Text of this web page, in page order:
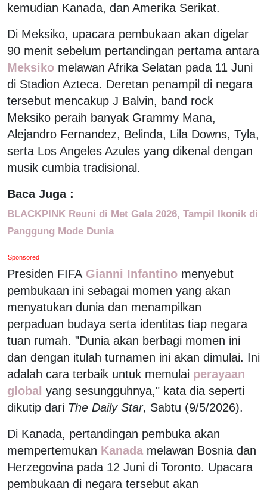
kemudian Kanada, dan Amerika Serikat.
Di Meksiko, upacara pembukaan akan digelar
90 menit sebelum pertandingan pertama antara
Meksiko melawan Afrika Selatan pada 11 Juni
di Stadion Azteca. Deretan penampil di negara
tersebut mencakup J Balvin, band rock
Meksiko peraih banyak Grammy Mana,
Alejandro Fernandez, Belinda, Lila Downs, Tyla,
serta Los Angeles Azules yang dikenal dengan
musik cumbia tradisional.
Baca Juga :
BLACKPINK Reuni di Met Gala 2026, Tampil Ikonik di
Panggung Mode Dunia
Sponsored
Presiden FIFA Gianni Infantino menyebut
pembukaan ini sebagai momen yang akan
menyatukan dunia dan menampilkan
perpaduan budaya serta identitas tiap negara
tuan rumah. "Dunia akan berbagi momen ini
dan dengan itulah turnamen ini akan dimulai. Ini
adalah cara terbaik untuk memulai perayaan
global yang sesungguhnya," kata dia seperti
dikutip dari The Daily Star, Sabtu (9/5/2026).
Di Kanada, pertandingan pembuka akan
mempertemukan Kanada melawan Bosnia dan
Herzegovina pada 12 Juni di Toronto. Upacara
pembukaan di negara tersebut akan